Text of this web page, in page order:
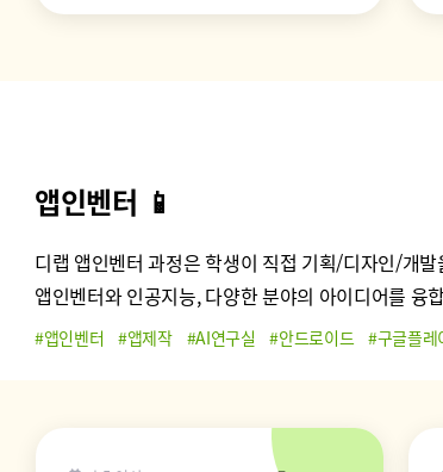
앱인벤터 📱
디랩 앱인벤터 과정은 학생이 직접 기획/디자인/개
앱인벤터와 인공지능, 다양한 분야의 아이디어를 융
#앱인벤터 #앱제작 #AI연구실 #안드로이드 #구글플레